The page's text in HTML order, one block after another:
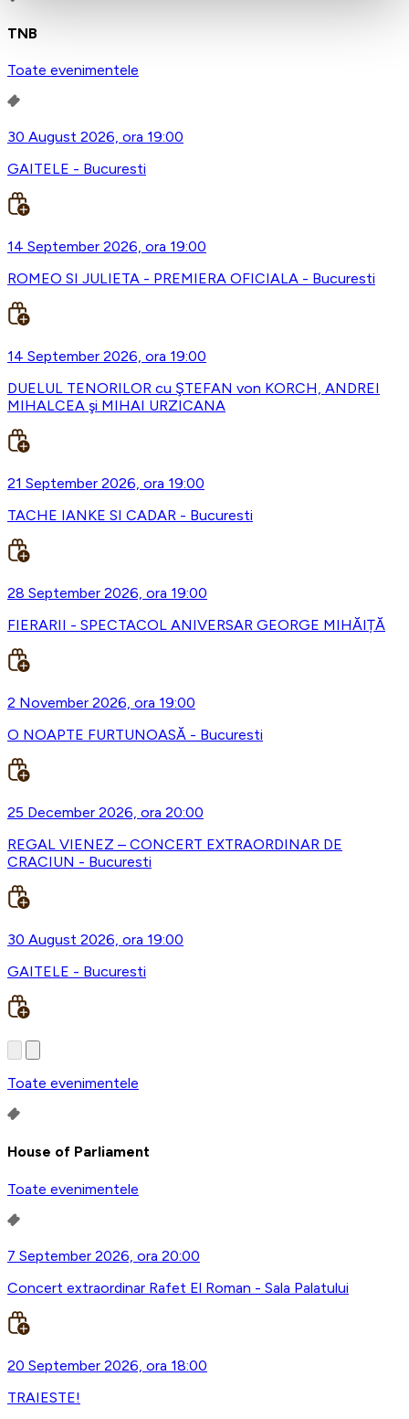
TNB
Toate evenimentele
30 August 2026, ora 19:00
GAITELE - Bucuresti
14 September 2026, ora 19:00
ROMEO SI JULIETA - PREMIERA OFICIALA - Bucuresti
14 September 2026, ora 19:00
DUELUL TENORILOR cu ŞTEFAN von KORCH, ANDREI
MIHALCEA şi MIHAI URZICANA
21 September 2026, ora 19:00
TACHE IANKE SI CADAR - Bucuresti
28 September 2026, ora 19:00
FIERARII - SPECTACOL ANIVERSAR GEORGE MIHĂIȚĂ
2 November 2026, ora 19:00
O NOAPTE FURTUNOASĂ - Bucuresti
25 December 2026, ora 20:00
REGAL VIENEZ – CONCERT EXTRAORDINAR DE
CRACIUN - Bucuresti
30 August 2026, ora 19:00
GAITELE - Bucuresti
Toate evenimentele
House of Parliament
Toate evenimentele
7 September 2026, ora 20:00
Concert extraordinar Rafet El Roman - Sala Palatului
20 September 2026, ora 18:00
TRAIESTE!